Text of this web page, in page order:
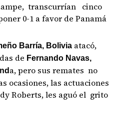
transcurrían cinco
0-1 a favor de Panamá
Barría, Bolivia atacó,
de Fernando Navas,
a, pero sus remates no
ocasiones, las actuaciones
Roberts, les aguó el grito